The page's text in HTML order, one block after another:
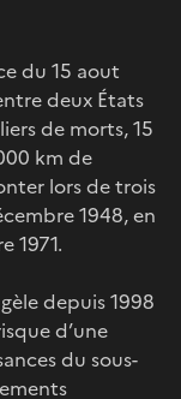
du 15 aout
deux États
de morts, 15
km de
lors de trois
1948, en
1971.
depuis 1998
d’une
du sous-